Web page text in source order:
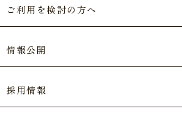
ご利用を検討の方へ
情報公開
採用情報